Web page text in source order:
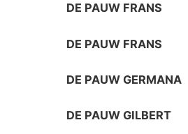
DE PAUW FRANS
DE PAUW FRANS
DE PAUW GERMANA
DE PAUW GILBERT